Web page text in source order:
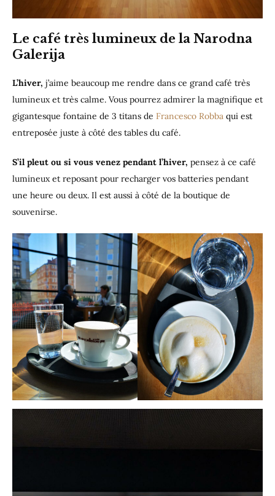
Le café très lumineux de la Narodna
Galerija
L’hiver, j’aime beaucoup me rendre dans ce grand café très
lumineux et très calme. Vous pourrez admirer la magnifique et
gigantesque fontaine de 3 titans de Francesco Robba qui est
entreposée juste à côté des tables du café.
S’il pleut ou si vous venez pendant l’hiver, pensez à ce café
lumineux et reposant pour recharger vos batteries pendant
une heure ou deux. Il est aussi à côté de la boutique de
souvenirse.